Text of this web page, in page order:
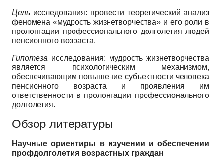
Цель исследования: провести теоретический анализ
феномена «мудрость жизнетворчества» и его роли в
пролонгации профессионального долголетия людей
пенсионного возраста.
Гипотеза исследования: мудрость жизнетворчества
является психологическим механизмом,
обеспечивающим повышение субъектности человека
пенсионного возраста и проявления им
ответственности в пролонгации профессионального
долголетия.
Обзор литературы
Научные ориентиры в изучении и обеспечении
профдолголетия возрастных граждан